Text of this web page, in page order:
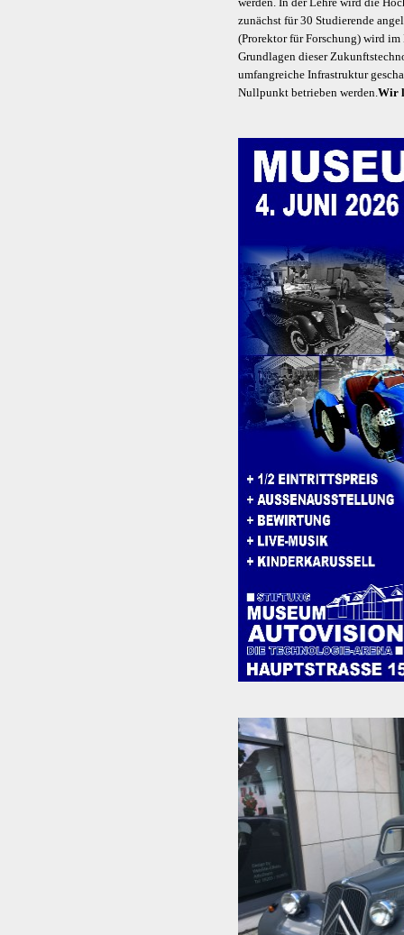
zunächst für 30 Studierende
(Prorektor für Forschung) wird im
Grundlagen dieser
umfangreiche Infrastruktur
Nullpunkt betrieben werden.Wir